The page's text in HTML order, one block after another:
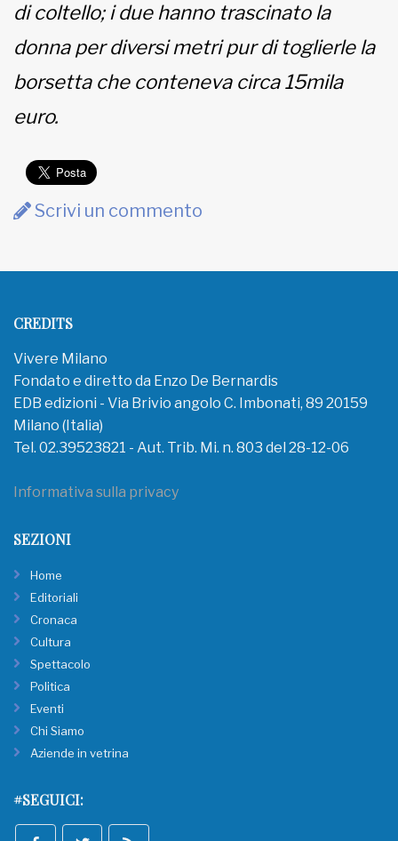
di coltello; i due hanno trascinato la
donna per diversi metri pur di toglierle la
borsetta che conteneva circa 15mila
euro.
Scrivi un commento
CREDITS
Vivere Milano
Fondato e diretto da Enzo De Bernardis
EDB edizioni - Via Brivio angolo C. Imbonati, 89 20159
Milano (Italia)
Tel. 02.39523821 - Aut. Trib. Mi. n. 803 del 28-12-06
Informativa sulla privacy
SEZIONI
Home
Editoriali
Cronaca
Cultura
Spettacolo
Politica
Eventi
Chi Siamo
Aziende in vetrina
#SEGUICI: